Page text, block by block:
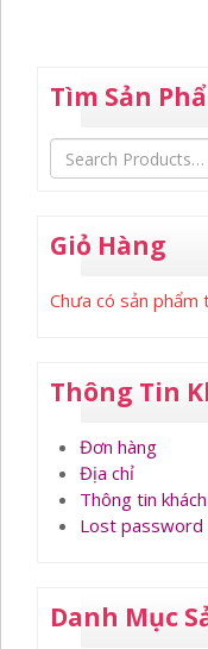
Tìm Sản
Giỏ Hàng
Chưa có sản phẩm
Thông Tin
Đơn hàng
Địa chỉ
Thông tin
Lost password
Danh Mục